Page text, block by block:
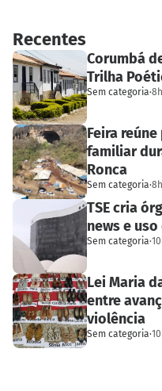
Recentes
Corumbá
Trilha
Sem categoria·8h
Feira
familiar
Ronca
Sem categoria·8h
TSE cria
news e
Sem categoria·
Lei Maria
entre
violência
Sem categoria·